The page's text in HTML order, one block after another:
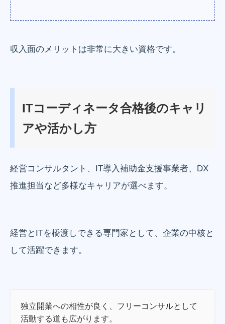
収入面のメリットは非常に大きい資格です。
ITコーディネータ合格後のキャリ
アや活かし方
経営コンサルタント、IT導入補助金支援事業者、DX
推進担当など多様なキャリアが選べます。
経営とITを橋渡しできる専門家として、企業の中核と
して活躍できます。
独立開業への相性が良く、フリーコンサルとして
活動する道も広がります。